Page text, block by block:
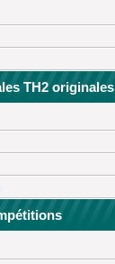
TH2 originales